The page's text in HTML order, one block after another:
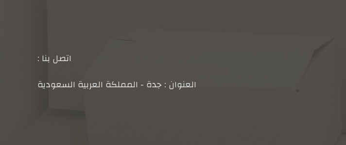
اتصل بنا :
العنوان : جدة - المملكة العربية السعودية